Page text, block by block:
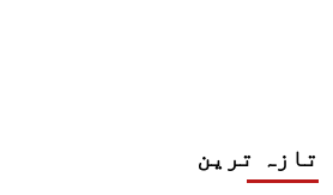
تازہ ترین